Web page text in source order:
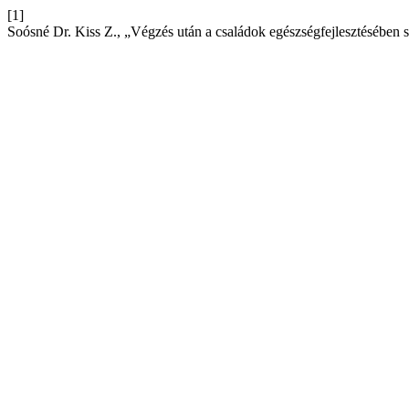
[1]
Soósné Dr. Kiss Z., „Végzés után a családok